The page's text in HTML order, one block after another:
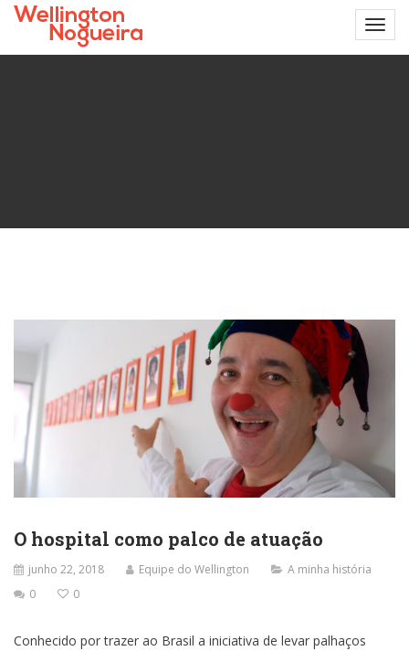
O hospital como palco de atuação
junho 22, 2018 Equipe do Wellington
A minha história
0
0
Conhecido por trazer ao Brasil a iniciativa de levar palhaços